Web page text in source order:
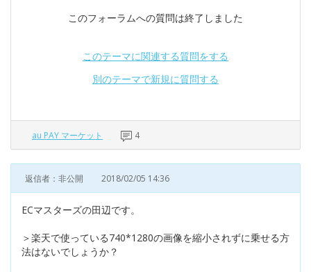
このフォーラムへの質問は終了しました
このテーマに関連する質問をする
別のテーマで新規に質問する
au PAY マーケット 4
返信者：非公開 2018/02/05 14:36
ECマスターズの田辺です。
＞楽天で使っている740*1280の画像を縮小されずに乗せる方
法はないでしょうか？